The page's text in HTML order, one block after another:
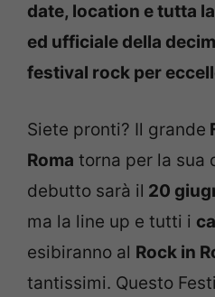
date, location e tutta
ed ufficiale della
festival rock per
Siete pronti? Il grande
Roma torna per la sua
debutto sarà il 20
ma la line up e tutti i
esibiranno al Rock in
tantissimi. Questo